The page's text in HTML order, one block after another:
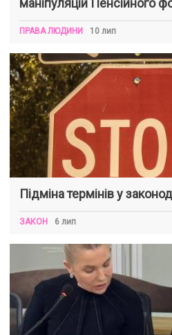
маніпуляцій Пенсійного
ПРАВА ЛЮДИНИ 10 лип
Підміна термінів у
ЗАКОН 6 лип